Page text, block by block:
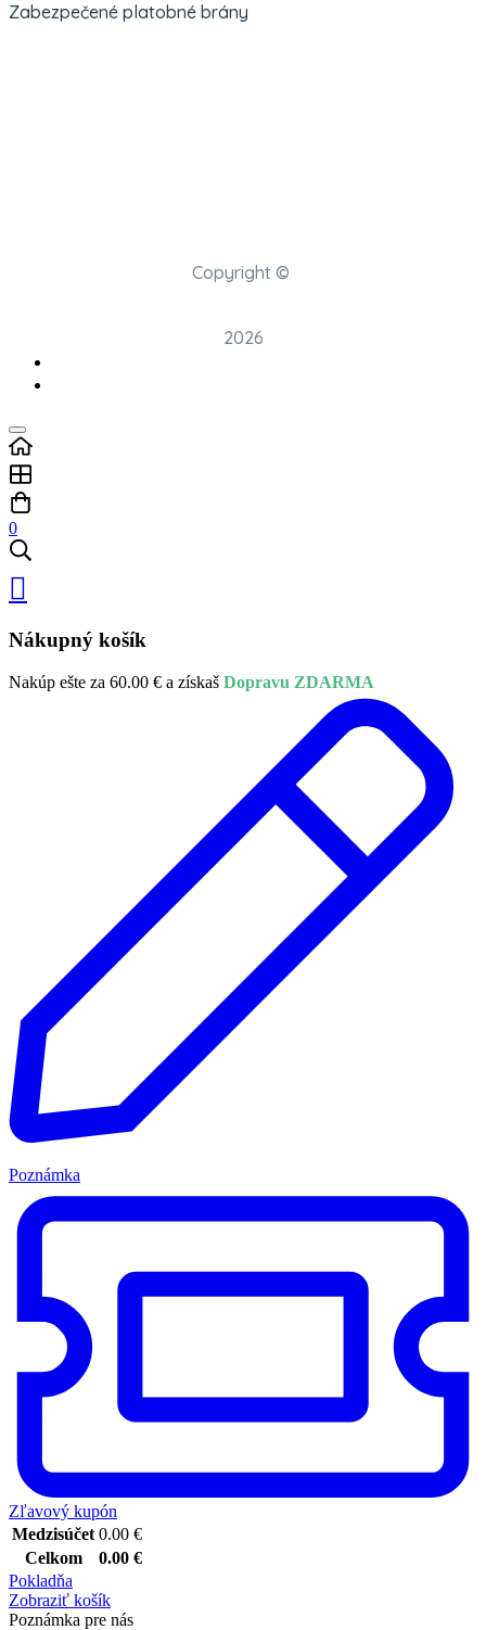
Zabezpečené platobné brány
Copyright ©
2026
0
Nákupný košík
Nakúp ešte za 60.00 € a získaš Dopravu ZDARMA
Poznámka
Zľavový kupón
Medzisúčet 0.00 €
Celkom
0.00 €
Pokladňa
Zobraziť košík
Poznámka pre nás